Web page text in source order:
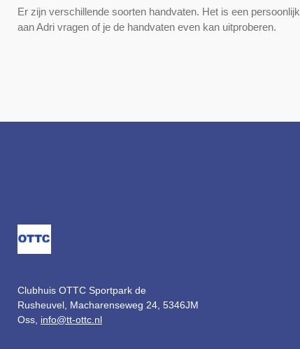
Er zijn verschillende soorten handvaten. Het is een
aan Adri vragen of je de handvaten even kan uitproberen.
Clubhuis OTTC Sportpark de
Rusheuvel, Macharenseweg 24, 5346JM
Oss, info@tt-ottc.nl